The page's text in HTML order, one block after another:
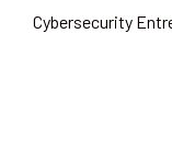
Cybersecurity